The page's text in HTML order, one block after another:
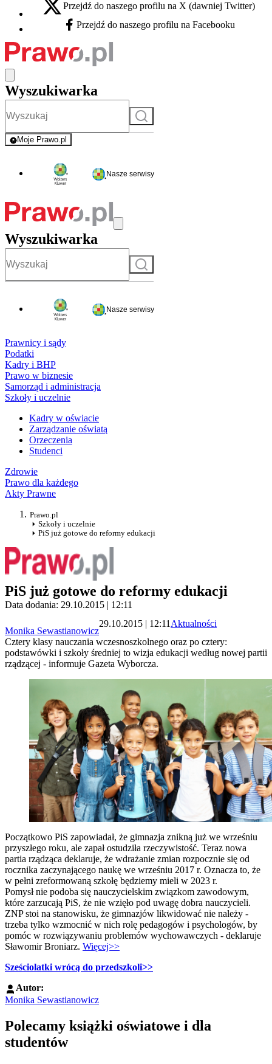
X - otwiera się w nowej karcie
Przejdź do naszego profilu na X (dawniej Twitter)
Facebook - otwiera się w nowej karcie
Przejdź do naszego profilu na Facebooku
Wyszukiwarka
Szukaj
Moje Prawo.pl
- rejestracja i logowanie do serwisu
Nasze serwisy
Wyszukiwarka
Szukaj
Nasze serwisy
Prawnicy i sądy
Podatki
Kadry i BHP
Prawo w biznesie
Samorząd i administracja
Szkoły i uczelnie
Kadry w oświacie
Zarządzanie oświatą
Orzeczenia
Studenci
Zdrowie
Prawo dla każdego
Akty Prawne
Prawo.pl
Szkoły i uczelnie
PiS już gotowe do reformy edukacji
PiS już gotowe do reformy edukacji
Data dodania: 29.10.2015 | 12:11
Monika Sewastianowicz
29.10.2015 | 12:11 Aktualności
Cztery klasy nauczania wczesnoszkolnego oraz po cztery:
podstawówki i szkoły średniej to wizja edukacji według nowej partii
rządzącej - informuje Gazeta Wyborcza.
Początkowo PiS zapowiadał, że gimnazja znikną już we wrześniu
przyszłego roku, ale zapał ostudziła rzeczywistość. Teraz nowa
partia rządząca deklaruje, że wdrażanie zmian rozpocznie się od
rocznika zaczynającego naukę we wrześniu 2017 r. Oznacza to, że
w pełni zreformowaną szkołę będziemy mieli w 2023 r.
Pomysł nie podoba się nauczycielskim związkom zawodowym,
które zarzucają PiS, że nie wzięło pod uwagę dobra nauczycieli.
ZNP stoi na stanowisku, że gimnazjów likwidować nie należy -
trzeba tylko wzmocnić w nich rolę pedagogów i psychologów, by
pomóc w rozwiązywaniu problemów wychowawczych - deklaruje
Sławomir Broniarz. Więcej>>
Sześciolatki wrócą do przedszkoli>>
Autor:
Monika Sewastianowicz
Polecamy książki oświatowe i dla
studentów